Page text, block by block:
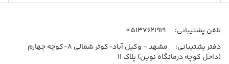
اطلاعات تماس
تلفن پشتیبانی:
05137621919
دفتر پشتیبانی:
مشهد - وکیل آباد-کوثر شمالی 8-کوچه چهارم
(داخل کوچه درمانگاه نوین) پلاک 11